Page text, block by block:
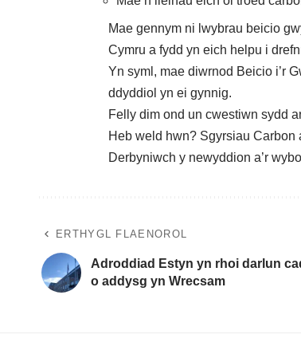
Mae gennym ni lwybrau beicio
Cymru a fydd yn eich helpu i
Yn syml, mae diwrnod Beicio i’r
ddyddiol yn ei gynnig.
Felly dim ond un cwestiwn sydd
Heb weld hwn? Sgyrsiau Carbon
Derbyniwch y newyddion a’r
ERTHYGL FLAENOROL
Adroddiad Estyn yn rhoi darlun
o addysg yn Wrecsam